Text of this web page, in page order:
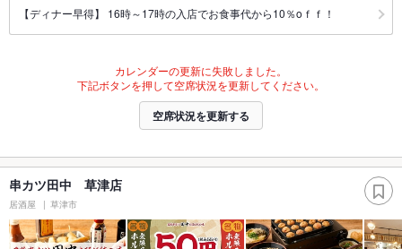
【ディナー早得】 16時～17時の入店でお食事代から10％oｆｆ！
カレンダーの更新に失敗しました。
下記ボタンを押して空席状況を更新してください。
空席状況を更新する
串カツ田中 草津店
居酒屋 草津市